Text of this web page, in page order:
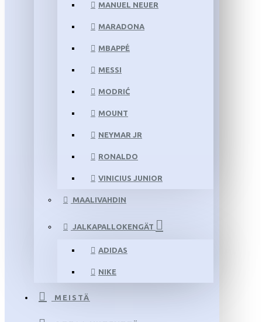
MANUEL NEUER
MARADONA
MBAPPÉ
MESSI
MODRIĆ
MOUNT
NEYMAR JR
RONALDO
VINICIUS JUNIOR
MAALIVAHDIN
JALKAPALLOKENGÄT
ADIDAS
NIKE
MEISTÄ